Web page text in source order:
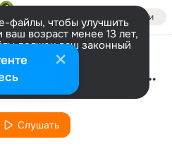
Войти
файлы, чтобы улучшить
возраст менее 13 лет,
должен ваш законный
информации
Il mio amore libero per te
Francis
Слушать